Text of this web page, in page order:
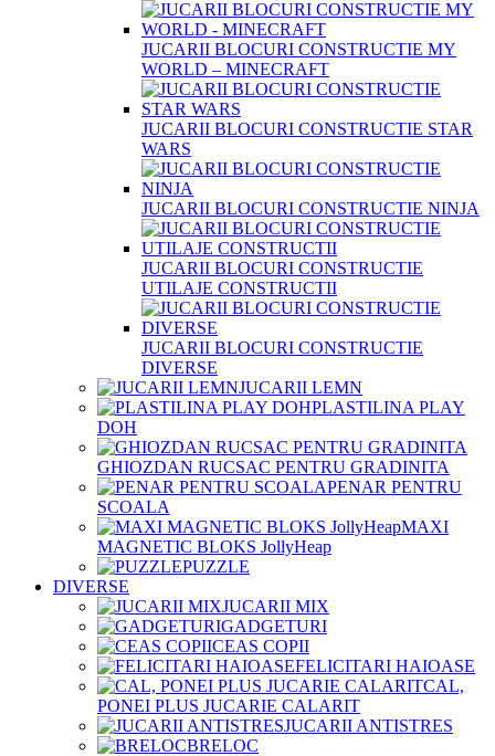
JUCARII BLOCURI CONSTRUCTIE MY
WORLD – MINECRAFT
JUCARII BLOCURI CONSTRUCTIE STAR
WARS
JUCARII BLOCURI CONSTRUCTIE NINJA
JUCARII BLOCURI CONSTRUCTIE
UTILAJE CONSTRUCTII
JUCARII BLOCURI CONSTRUCTIE
DIVERSE
JUCARII LEMN
PLASTILINA PLAY
DOH
GHIOZDAN RUCSAC PENTRU GRADINITA
PENAR PENTRU
SCOALA
MAXI
MAGNETIC BLOKS JollyHeap
PUZZLE
DIVERSE
JUCARII MIX
GADGETURI
CEAS COPII
FELICITARI HAIOASE
CAL,
PONEI PLUS JUCARIE CALARIT
JUCARII ANTISTRES
BRELOC